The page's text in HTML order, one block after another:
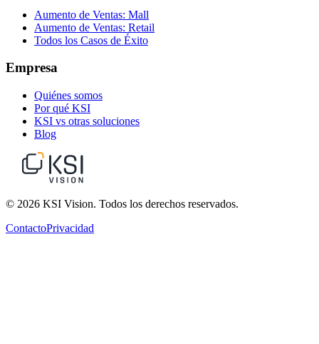
Aumento de Ventas: Mall
Aumento de Ventas: Retail
Todos los Casos de Éxito
Empresa
Quiénes somos
Por qué KSI
KSI vs otras soluciones
Blog
© 2026 KSI Vision. Todos los derechos reservados.
ContactoPrivacidad